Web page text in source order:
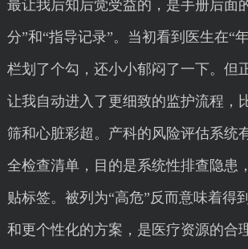
最让我后知后觉受益的，是手册后面
分”和“指导记录”。当初看到医生在“
栏划了个勾，还小小郁闷了一下。但
让我自动进入了更细致的监护流程，
筛和心脏彩超。产科的风险评估系统
全检查清单，目的是系统性排查隐患
贴标签。被列为“高危”反而意味着得
和更个性化的方案，是医疗资源的合